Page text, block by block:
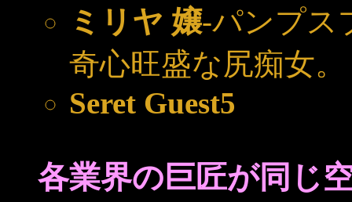
ミリヤ 嬢-パンプス
奇心旺盛な尻痴
Seret Guest5
各業界の巨匠が同じ